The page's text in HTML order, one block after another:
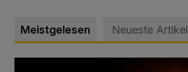
Meistgelesen Neueste Artikel